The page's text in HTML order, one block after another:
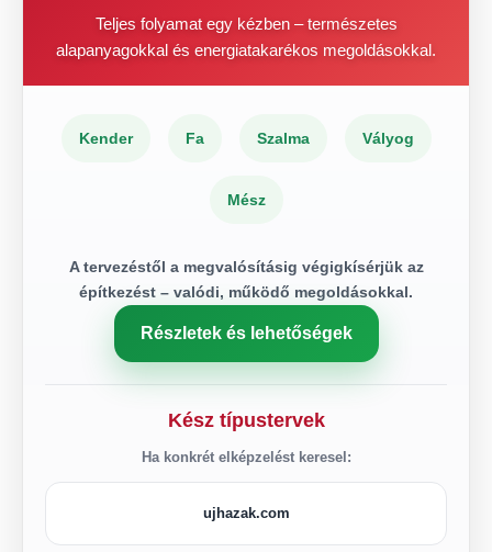
Teljes folyamat egy kézben – természetes
alapanyagokkal és energiatakarékos megoldásokkal.
Kender Fa Szalma Vályog
Mész
A tervezéstől a megvalósításig végigkísérjük az
építkezést – valódi, működő megoldásokkal.
Részletek és lehetőségek
Kész típustervek
Ha konkrét elképzelést keresel:
ujhazak.com